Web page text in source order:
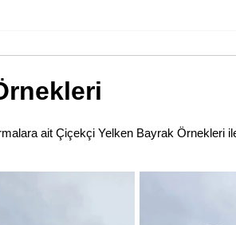
ait Çiçekçi Yelken Bayrak Örnekleri